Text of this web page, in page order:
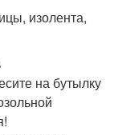
изолента,
на бутылку